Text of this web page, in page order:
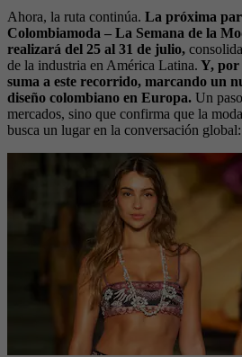
Ahora, la ruta continúa. La próxima
Colombiamoda – La Semana de la
realizará del 25 al 31 de julio,
de la industria en América Latina. Y, por
suma a este recorrido, marcando un
diseño colombiano en Europa. Un
mercados, sino que confirma que la
busca un lugar en la conversación